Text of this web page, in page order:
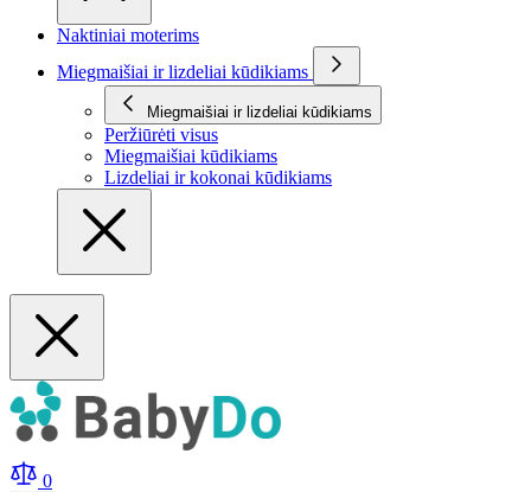
Naktiniai moterims
Miegmaišiai ir lizdeliai kūdikiams
Miegmaišiai ir lizdeliai kūdikiams
Peržiūrėti visus
Miegmaišiai kūdikiams
Lizdeliai ir kokonai kūdikiams
0